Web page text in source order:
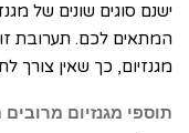
ישנם סוגים שונים של
המתאים לכם. תערובת
מגנזיום, כך שאין צורך
תוספי מגנזיום